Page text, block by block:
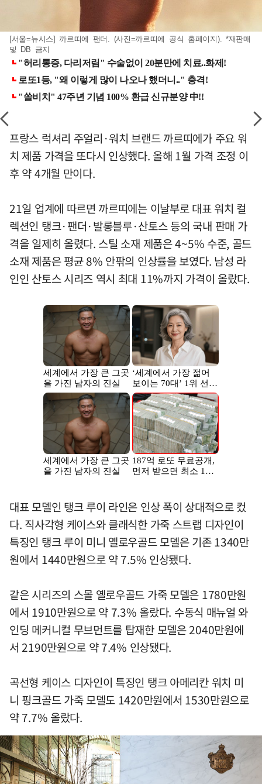
[서울=뉴시스] 까르띠에 팬더. (사진=까르띠에 공식 홈페이지). *재판매
및 DB 금지
프랑스 럭셔리 주얼리·워치 브랜드 까르띠에가 주요 워
치 제품 가격을 또다시 인상했다. 올해 1월 가격 조정 이
후 약 4개월 만이다.
21일 업계에 따르면 까르띠에는 이날부로 대표 워치 컬
렉션인 탱크·팬더·발롱블루·산토스 등의 국내 판매 가
격을 일제히 올렸다. 스틸 소재 제품은 4~5% 수준, 골드
소재 제품은 평균 8% 안팎의 인상률을 보였다. 남성 라
인인 산토스 시리즈 역시 최대 11%까지 가격이 올랐다.
대표 모델인 탱크 루이 라인은 인상 폭이 상대적으로 컸
다. 직사각형 케이스와 클래식한 가죽 스트랩 디자인이
특징인 탱크 루이 미니 옐로우골드 모델은 기존 1340만
원에서 1440만원으로 약 7.5% 인상됐다.
같은 시리즈의 스몰 옐로우골드 가죽 모델은 1780만원
에서 1910만원으로 약 7.3% 올랐다. 수동식 매뉴얼 와
인딩 메커니컬 무브먼트를 탑재한 모델은 2040만원에
서 2190만원으로 약 7.4% 인상됐다.
곡선형 케이스 디자인이 특징인 탱크 아메리칸 워치 미
니 핑크골드 가죽 모델도 1420만원에서 1530만원으로
약 7.7% 올랐다.